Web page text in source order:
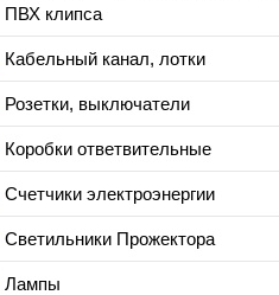
ПВХ клипса
Кабельный канал, лотки
Розетки, выключатели
Коробки ответвительные
Счетчики электроэнергии
Светильники Прожектора
Лампы